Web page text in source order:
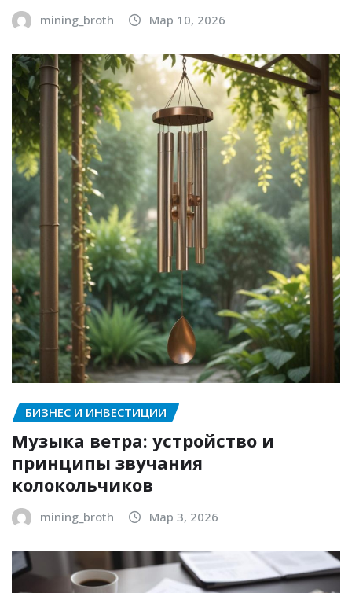
mining_broth Мар 10, 2026
БИЗНЕС И ИНВЕСТИЦИИ
Музыка ветра: устройство и
принципы звучания
колокольчиков
mining_broth Мар 3, 2026